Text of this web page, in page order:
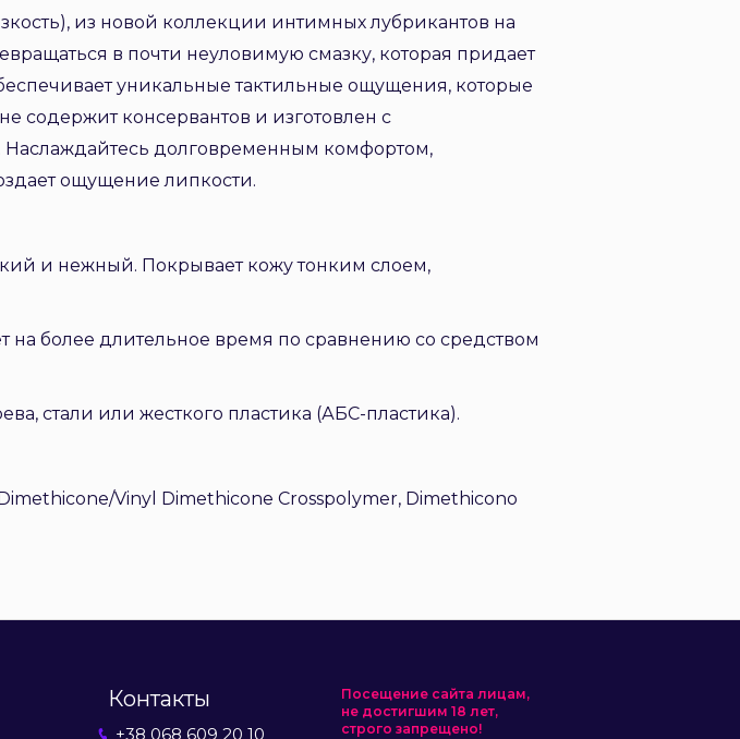
из новой коллекции интимных лубрикантов на
в почти неуловимую смазку, которая придает
уникальные тактильные ощущения, которые
содержит консервантов и изготовлен с
Наслаждайтесь долговременным комфортом,
ощущение липкости.
и нежный. Покрывает кожу тонким слоем,
на более длительное время по сравнению со средством
стали или жесткого пластика (АБС-пластика).
Vinyl Dimethicone Crosspolymer, Dimethicono
Контакты
+38 068 609 20 10
Посещение сайта лицам,
не достигшим 18 лет,
строго запрещено!